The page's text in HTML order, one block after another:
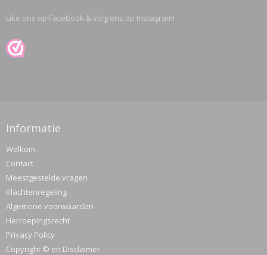
Like ons op Facebook & volg ons op Instagram!
Informatie
Welkom
Contact
Meestgestelde vragen
Klachtenregeling
Algemene voorwaarden
Herroepingsrecht
Privacy Policy
Copyright © en Disclaimer